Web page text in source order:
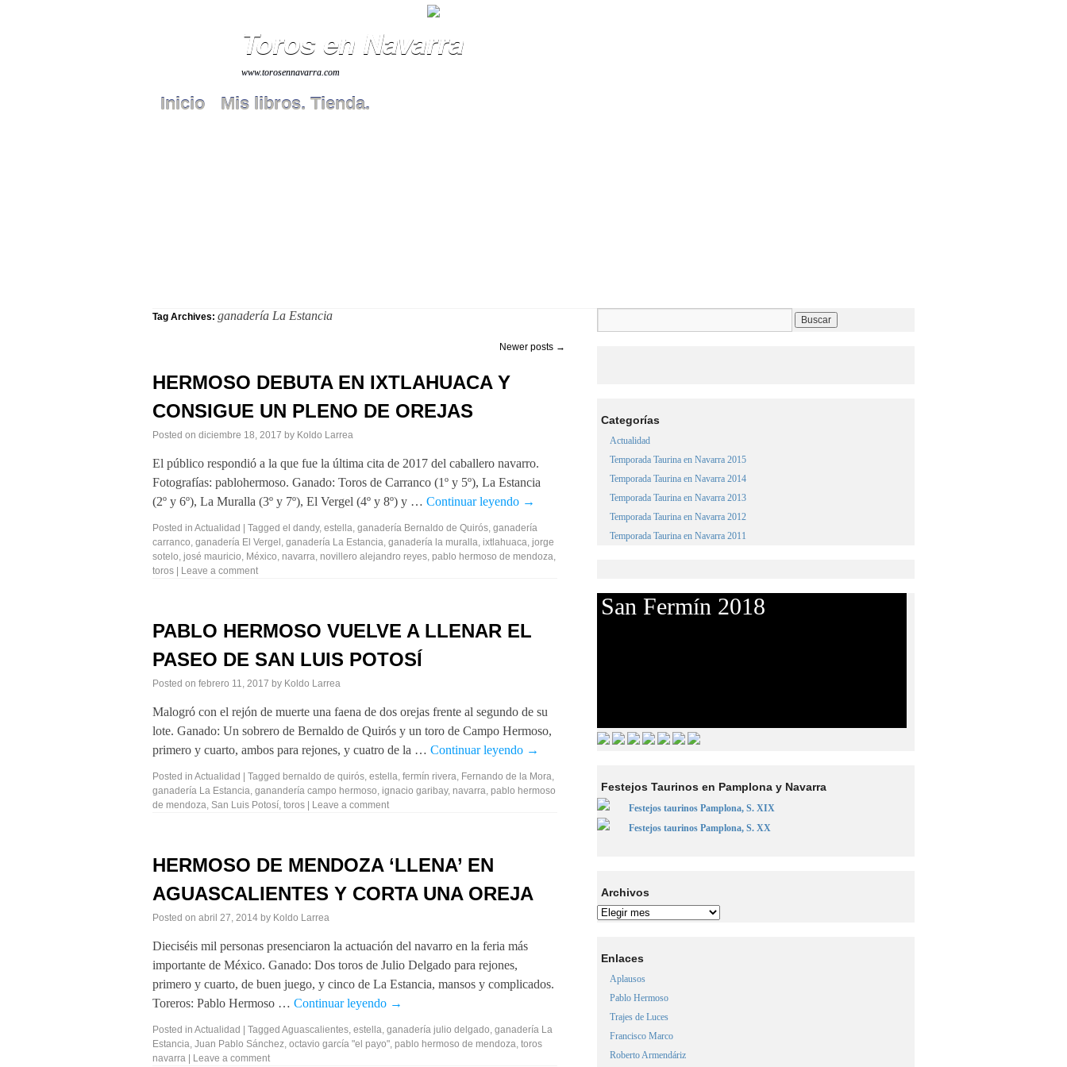
Toros en Navarra
www.torosennavarra.com
Inicio Mis libros. Tienda.
Tag Archives: ganadería La Estancia
Newer posts →
HERMOSO DEBUTA EN IXTLAHUACA Y
CONSIGUE UN PLENO DE OREJAS
Posted on diciembre 18, 2017 by Koldo Larrea
El público respondió a la que fue la última cita de 2017 del caballero navarro.
Fotografías: pablohermoso. Ganado: Toros de Carranco (1º y 5º), La Estancia
(2º y 6º), La Muralla (3º y 7º), El Vergel (4º y 8º) y … Continuar leyendo →
Posted in Actualidad Tagged el dandy, estella, ganadería Bernaldo de Quirós, ganadería
carranco, ganadería El Vergel , ganadería La Estancia, ganadería la muralla, ixtlahuaca, jorge
sotelo, josé mauricio, México, navarra, novillero alejandro reyes, pablo hermoso de mendoza,
toros
Leave a comment
PABLO HERMOSO VUELVE A LLENAR EL
PASEO DE SAN LUIS POTOSÍ
Posted on febrero 11, 2017 by Koldo Larrea
Malogró con el rejón de muerte una faena de dos orejas frente al segundo de su
lote. Ganado: Un sobrero de Bernaldo de Quirós y un toro de Campo Hermoso,
primero y cuarto, ambos para rejones, y cuatro de la … Continuar leyendo →
Posted in Actualidad Tagged bernaldo de quirós, estella, fermín rivera, Fernando de la Mora,
ganadería La Estancia, ganandería campo hermoso, ignacio garibay, navarra, pablo hermoso
de mendoza, San Luis Potosí, toros Leave a comment
HERMOSO DE MENDOZA ‘LLENA’ EN
AGUASCALIENTES Y CORTA UNA OREJA
Posted on abril 27, 2014 by Koldo Larrea
Dieciséis mil personas presenciaron la actuación del navarro en la feria más
importante de México. Ganado: Dos toros de Julio Delgado para rejones,
primero y cuarto, de buen juego, y cinco de La Estancia, mansos y complicados.
Toreros: Pablo Hermoso … Continuar leyendo →
Posted in Actualidad Tagged Aguascalientes, estella, ganadería julio delgado, ganadería La
Estancia, Juan Pablo Sánchez, octavio garcía "el payo", pablo hermoso de mendoza, toros
navarra
Leave a comment
Categorías
Actualidad
Temporada Taurina en Navarra 2015
Temporada Taurina en Navarra 2014
Temporada Taurina en Navarra 2013
Temporada Taurina en Navarra 2012
Temporada Taurina en Navarra 2011
San Fermín 2018
Festejos Taurinos en Pamplona y Navarra
Festejos taurinos Pamplona, S. XIX
Festejos taurinos Pamplona, S. XX
Archivos
Enlaces
Aplausos
Pablo Hermoso
Trajes de Luces
Francisco Marco
Roberto Armendáriz